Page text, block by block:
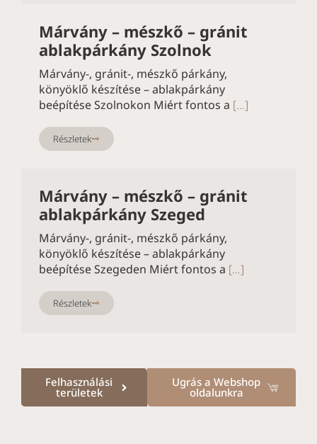
Márvány – mészkő – gránit
ablakpárkány Szolnok
Márvány-, gránit-, mészkő párkány,
könyöklő készítése – ablakpárkány
beépítése Szolnokon Miért fontos a […]
Részletek
Márvány – mészkő – gránit
ablakpárkány Szeged
Márvány-, gránit-, mészkő párkány,
könyöklő készítése – ablakpárkány
beépítése Szegeden Miért fontos a […]
Részletek
Felhasználási
területek
Ugrás a Webshop
oldalunkra